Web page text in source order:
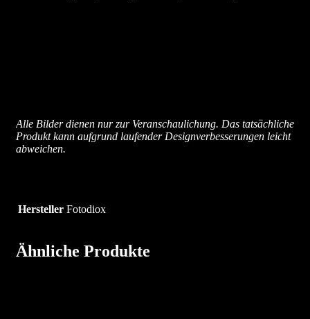
Alle Bilder dienen nur zur Veranschaulichung. Das tatsächliche
Produkt kann aufgrund laufender Designverbesserungen leicht
abweichen.
Hersteller Fotodiox
Ähnliche Produkte